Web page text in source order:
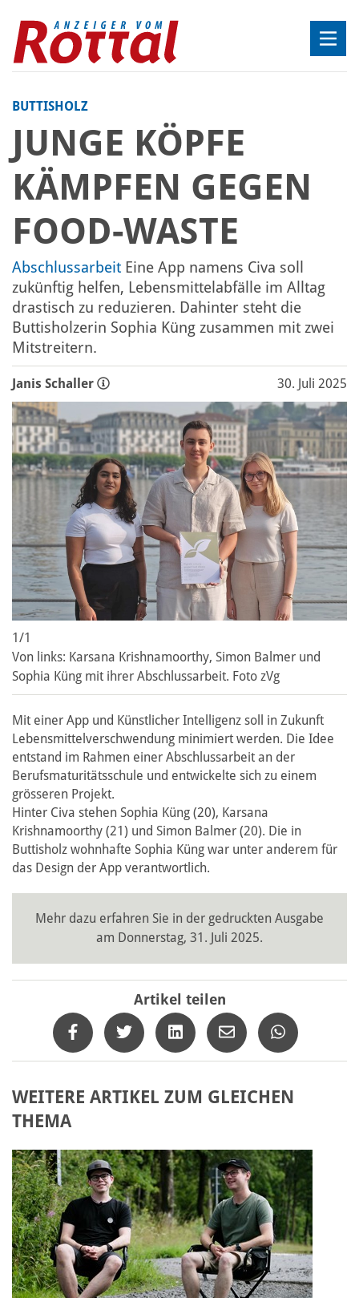
BUTTISHOLZ
JUNGE KÖPFE
KÄMPFEN GEGEN
FOOD-WASTE
Abschlussarbeit Eine App namens Civa soll
zukünftig helfen, Lebensmittelabfälle im Alltag
drastisch zu reduzieren. Dahinter steht die
Buttisholzerin Sophia Küng zusammen mit zwei
Mitstreitern.
Janis Schaller 30. Juli 2025
1/1
Von links: Karsana Krishnamoorthy, Simon Balmer und
Sophia Küng mit ihrer Abschlussarbeit. Foto zVg
Mit einer App und Künstlicher Intelligenz soll in Zukunft
Lebensmittelverschwendung minimiert werden. Die Idee
entstand im Rahmen einer Abschlussarbeit an der
Berufsmaturitätsschule und entwickelte sich zu einem
grösseren Projekt.
Hinter Civa stehen Sophia Küng (20), Karsana
Krishnamoorthy (21) und Simon Balmer (20). Die in
Buttisholz wohnhafte Sophia Küng war unter anderem für
das Design der App verantwortlich.
Mehr dazu erfahren Sie in der gedruckten Ausgabe
am Donnerstag, 31. Juli 2025.
Artikel teilen
WEITERE ARTIKEL ZUM GLEICHEN
THEMA